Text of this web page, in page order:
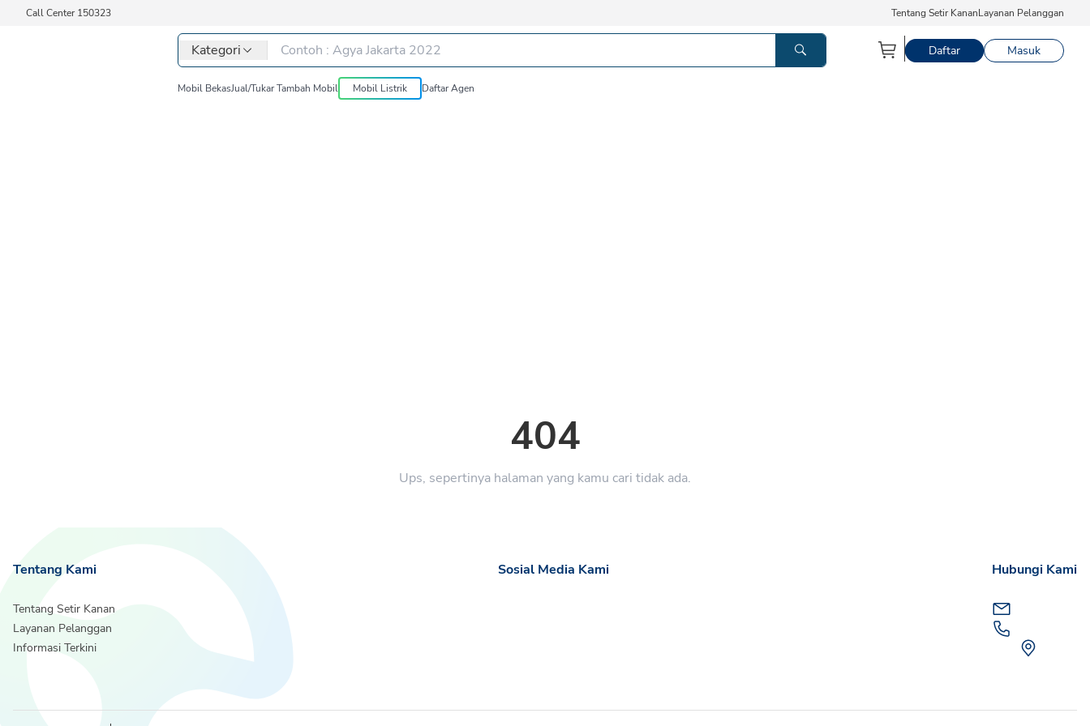
Call Center 150323 Tentang Setir KananLayanan Pelanggan
Kategori Daftar Masuk
Mobil BekasJual/Tukar Tambah Mobil Mobil Listrik Daftar Agen
404
Ups, sepertinya halaman yang kamu cari tidak ada.
Tentang Kami
Tentang Setir Kanan
Layanan Pelanggan
Informasi Terkini
Sosial Media Kami Hubungi Kami